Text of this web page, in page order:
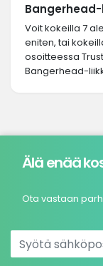
Voit kokeilla 7
eniten, tai
osoitteessa
Bangerhead-
Älä enää
Ota vastaan